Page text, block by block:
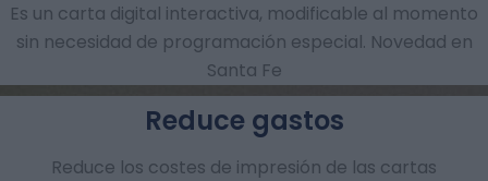
Es un carta digital interactiva, modificable al momento
sin necesidad de programación especial. Novedad en
Santa Fe
Reduce los costes de impresión de las cartas
Reduce gastos